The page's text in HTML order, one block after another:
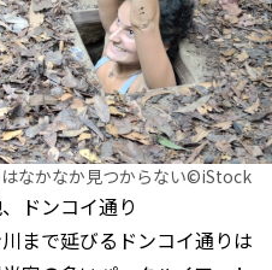
なかなか見つからない©iStock
ドンコイ通り
まで延びるドンコイ通りは